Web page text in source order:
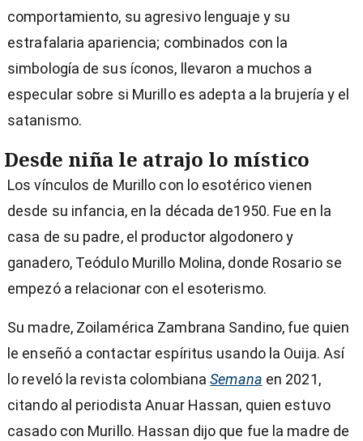
comportamiento, su agresivo lenguaje y su
estrafalaria apariencia; combinados con la
simbología de sus íconos, llevaron a muchos a
especular sobre si Murillo es adepta a la brujería y el
satanismo.
Desde niña le atrajo lo místico
Los vínculos de Murillo con lo esotérico vienen
desde su infancia, en la década de1950. Fue en la
casa de su padre, el productor algodonero y
ganadero, Teódulo Murillo Molina, donde Rosario se
empezó a relacionar con el esoterismo.
Su madre, Zoilamérica Zambrana Sandino, fue quien
le enseñó a contactar espíritus usando la Ouija. Así
lo reveló la revista colombianaSemana en 2021,
citando al periodista Anuar Hassan, quien estuvo
casado con Murillo. Hassan dijo que fue la madre de